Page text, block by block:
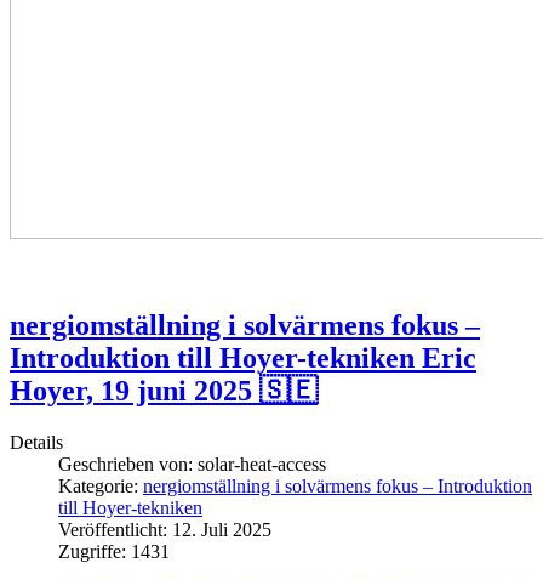
nergiomställning i solvärmens fokus –
Introduktion till Hoyer-tekniken Eric
Hoyer, 19 juni 2025 🇸🇪
Details
Geschrieben von: solar-heat-access
Kategorie: nergiomställning i solvärmens fokus – Introduktion
till Hoyer-tekniken
Veröffentlicht: 12. Juli 2025
Zugriffe: 1431